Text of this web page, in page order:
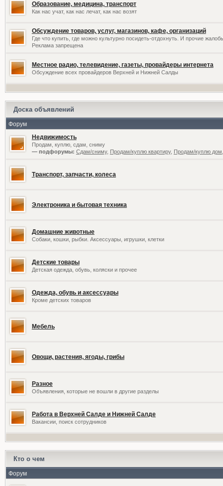
Образование, медицина, транспорт
Как нас учат, как нас лечат, как нас возят
Обсуждение товаров, услуг, магазинов, кафе, организаций
Где что купить, где можно культурно посидеть-отдохнуть. И прочие
Реклама запрещена
Местное радио, телевидение, газеты, провайдеры интернета
Обсуждение всех провайдеров Верхней и Нижней Салды
Доска объявлений
Форум
Недвижимость
Продам, куплю, сдам, сниму
— подфорумы: Сдам/сниму, Продам/куплю квартиру, Продам/куплю
Транспорт, запчасти, колеса
Электроника и бытовая техника
Домашние животные
Собаки, кошки, рыбки. Аксессуары, игрушки, клетки
Детские товары
Детская одежда, обувь, коляски и прочее
Одежда, обувь и аксессуары
Кроме детских товаров
Мебель
Овощи, растения, ягоды, грибы
Разное
Объявления, которые не вошли в другие разделы
Работа в Верхней Салде и Нижней Салде
Вакансии, поиск сотрудников
Кто о чем
Форум